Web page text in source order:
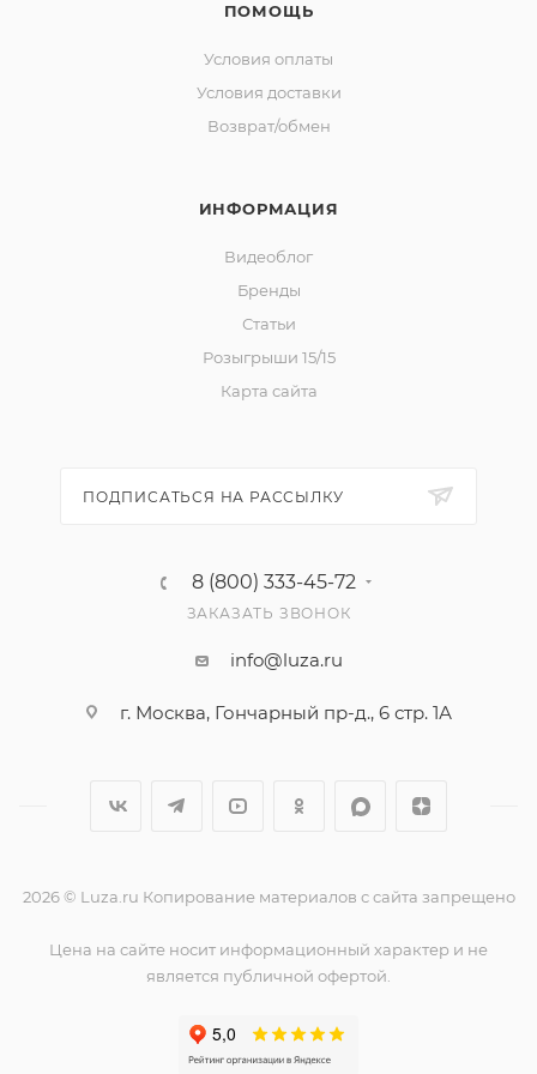
ПОМОЩЬ
Условия оплаты
Условия доставки
Возврат/обмен
ИНФОРМАЦИЯ
Видеоблог
Бренды
Статьи
Розыгрыши 15/15
Карта сайта
ПОДПИСАТЬСЯ НА РАССЫЛКУ
8 (800) 333-45-72
ЗАКАЗАТЬ ЗВОНОК
info@luza.ru
г. Москва, Гончарный пр-д., 6 стр. 1А
2026 © Luza.ru Копирование материалов с сайта запрещено
Цена на сайте носит информационный характер и не
является публичной офертой.